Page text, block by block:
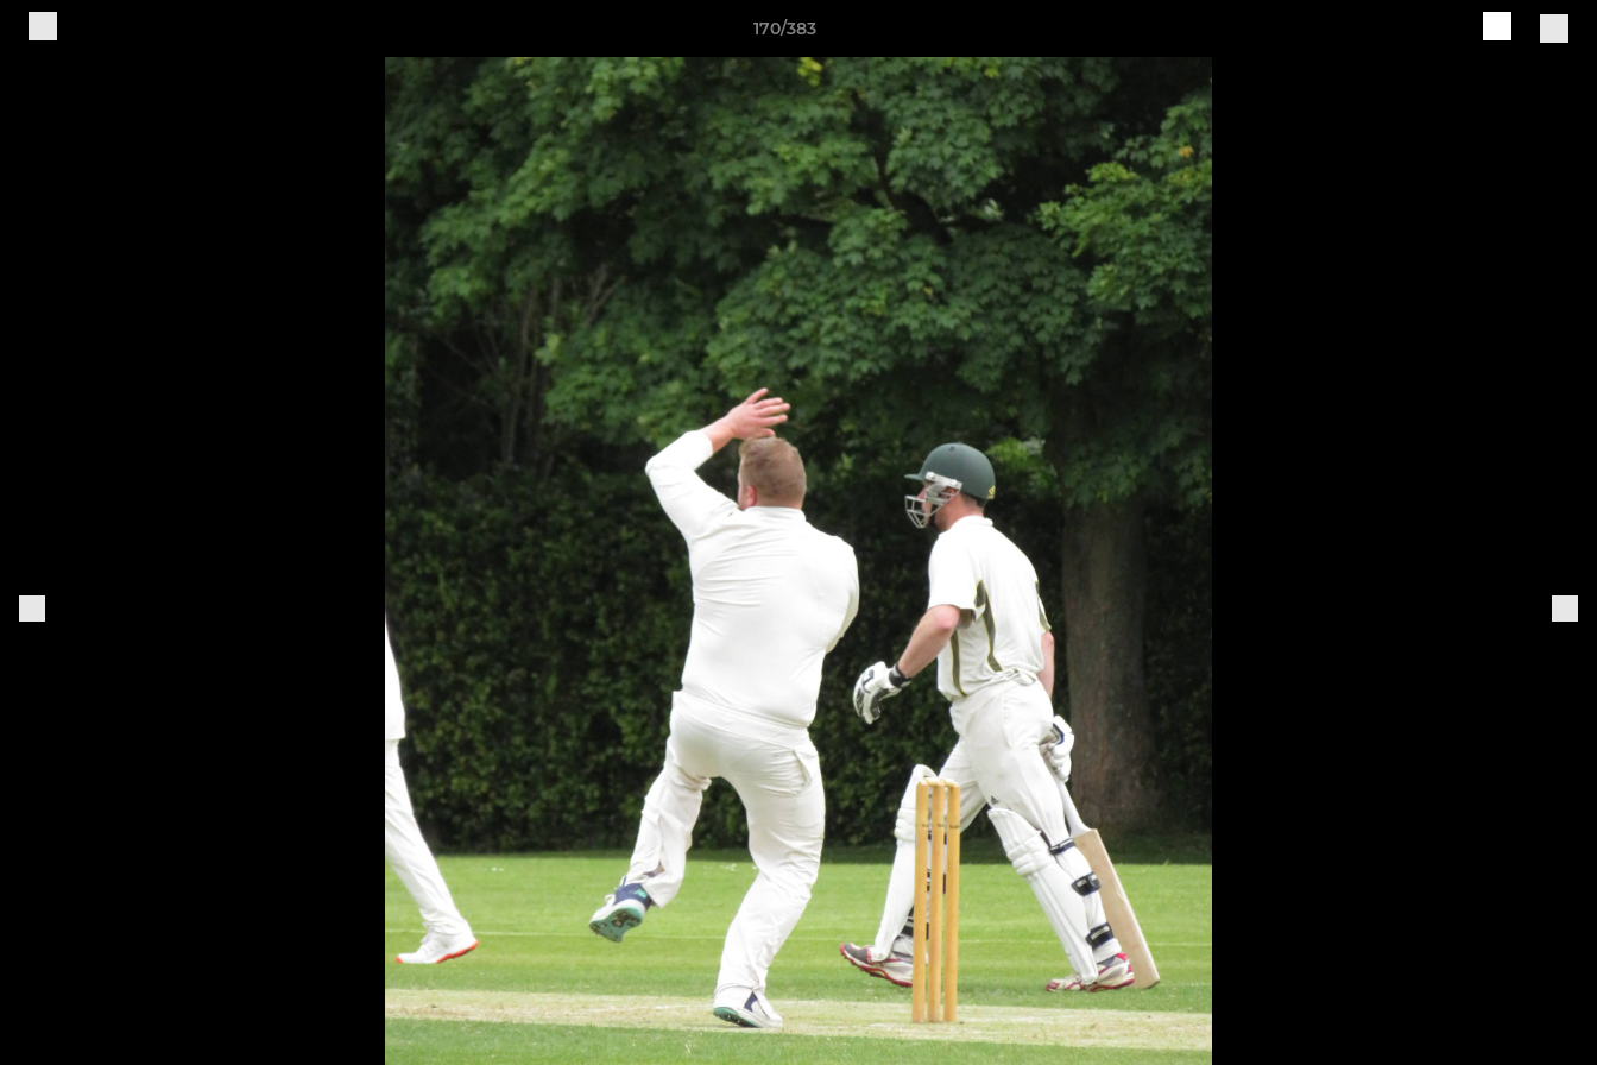
170/383